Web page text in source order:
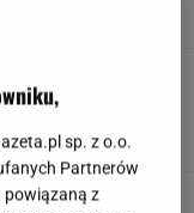
Triumfuje
sp. z o.o.
Partnerów
powiązaną z